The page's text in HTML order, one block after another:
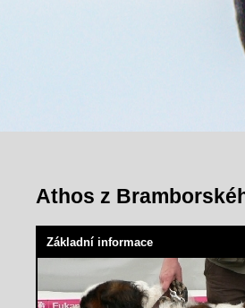
Athos z
Základní informace